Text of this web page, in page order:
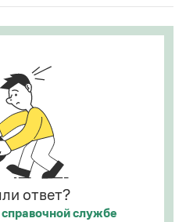
нечленимое
сделать что-либо,
возмущением
Синтаксический
М., 2013. С. 273). Это
ставится знак
Ага! Щас!
ответ?
службе